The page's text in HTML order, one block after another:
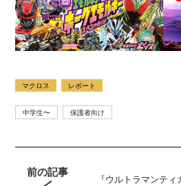
マクロス レポート
中学生〜 保護者向け
前の記事 『ウルトラマンテ